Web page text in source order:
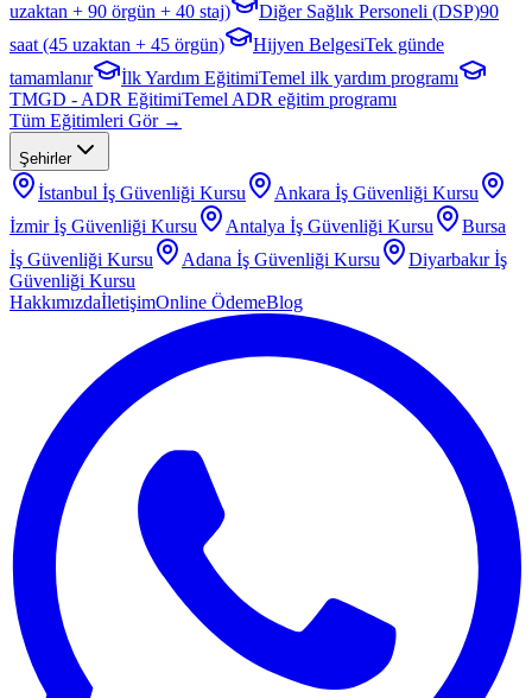
uzaktan + 90 örgün + 40 staj)
Diğer Sağlık Personeli (DSP)90
saat (45 uzaktan + 45 örgün)
Hijyen BelgesiTek günde
tamamlanır
İlk Yardım EğitimiTemel ilk yardım programı
TMGD - ADR EğitimiTemel ADR eğitim programı
Tüm Eğitimleri Gör →
Şehirler
İstanbul İş Güvenliği Kursu Ankara İş Güvenliği Kursu
İzmirİş Güvenliği Kursu Antalya İş Güvenliği Kursu
Bursa
İş Güvenliği Kursu
Adana İş Güvenliği Kursu Diyarbakırİş
Güvenliği Kursu
HakkımızdaİletişimOnline ÖdemeBlog